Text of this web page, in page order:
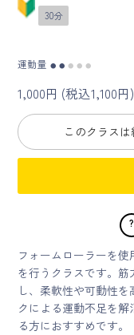
マイページ
会員規約につい
クラス参加に
特定商取引に
プライバシー
30分
運動量 ● ● ● ● ●
1,000円 (税込1,100円)
このクラス
?
フォームローラーを
を行うクラスです。
し、柔軟性や可動性
クによる運動不足を
る方におすすめです。